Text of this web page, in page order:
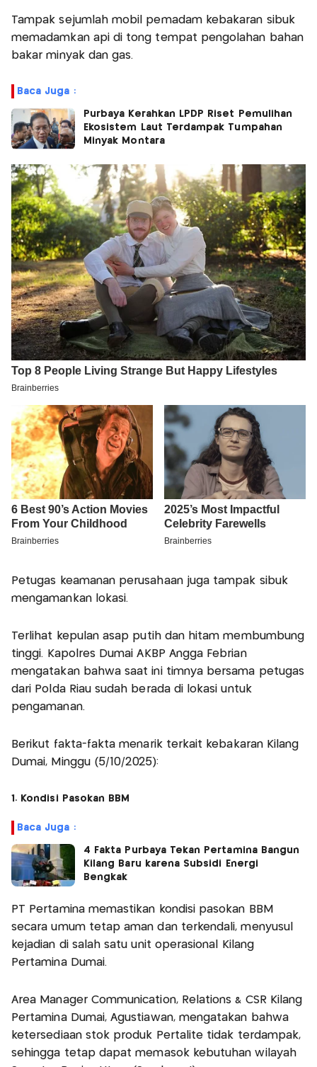
Tampak sejumlah mobil pemadam kebakaran sibuk
memadamkan api di tong tempat pengolahan bahan
bakar minyak dan gas.
Baca Juga :
Purbaya Kerahkan LPDP Riset Pemulihan
Ekosistem Laut Terdampak Tumpahan
Minyak Montara
Petugas keamanan perusahaan juga tampak sibuk
mengamankan lokasi.
Terlihat kepulan asap putih dan hitam membumbung
tinggi. Kapolres Dumai AKBP Angga Febrian
mengatakan bahwa saat ini timnya bersama petugas
dari Polda Riau sudah berada di lokasi untuk
pengamanan.
Berikut fakta-fakta menarik terkait kebakaran Kilang
Dumai, Minggu (5/10/2025):
1. Kondisi Pasokan BBM
Baca Juga :
4 Fakta Purbaya Tekan Pertamina Bangun
Kilang Baru karena Subsidi Energi
Bengkak
PT Pertamina memastikan kondisi pasokan BBM
secara umum tetap aman dan terkendali, menyusul
kejadian di salah satu unit operasional Kilang
Pertamina Dumai.
Area Manager Communication, Relations & CSR Kilang
Pertamina Dumai, Agustiawan, mengatakan bahwa
ketersediaan stok produk Pertalite tidak terdampak,
sehingga tetap dapat memasok kebutuhan wilayah